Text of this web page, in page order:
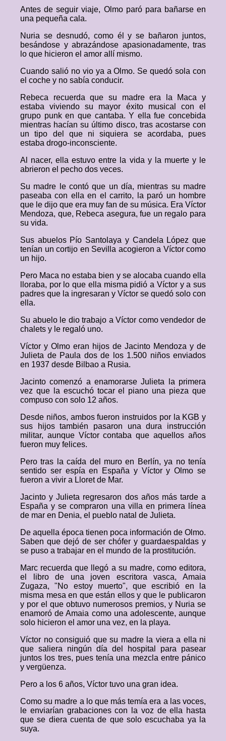
Antes de seguir viaje, Olmo paró para bañarse en
una pequeña cala.
Nuria se desnudó, como él y se bañaron juntos,
besándose y abrazándose apasionadamente, tras
lo que hicieron el amor allí mismo.
Cuando salió no vio ya a Olmo. Se quedó sola con
el coche y no sabía conducir.
Rebeca recuerda que su madre era la Maca y
estaba viviendo su mayor éxito musical con el
grupo punk en que cantaba. Y ella fue concebida
mientras hacían su último disco, tras acostarse con
un tipo del que ni siquiera se acordaba, pues
estaba drogo-inconsciente.
Al nacer, ella estuvo entre la vida y la muerte y le
abrieron el pecho dos veces.
Su madre le contó que un día, mientras su madre
paseaba con ella en el carrito, la paró un hombre
que le dijo que era muy fan de su música. Era Víctor
Mendoza, que, Rebeca asegura, fue un regalo para
su vida.
Sus abuelos Pío Santolaya y Candela López que
tenían un cortijo en Sevilla acogieron a Víctor como
un hijo.
Pero Maca no estaba bien y se alocaba cuando ella
lloraba, por lo que ella misma pidió a Víctor y a sus
padres que la ingresaran y Víctor se quedó solo con
ella.
Su abuelo le dio trabajo a Víctor como vendedor de
chalets y le regaló uno.
Víctor y Olmo eran hijos de Jacinto Mendoza y de
Julieta de Paula dos de los 1.500 niños enviados
en 1937 desde Bilbao a Rusia.
Jacinto comenzó a enamorarse Julieta la primera
vez que la escuchó tocar el piano una pieza que
compuso con solo 12 años.
Desde niños, ambos fueron instruidos por la KGB y
sus hijos también pasaron una dura instrucción
militar, aunque Víctor contaba que aquellos años
fueron muy felices.
Pero tras la caída del muro en Berlín, ya no tenía
sentido ser espía en España y Víctor y Olmo se
fueron a vivir a Lloret de Mar.
Jacinto y Julieta regresaron dos años más tarde a
España y se compraron una villa en primera línea
de mar en Denia, el pueblo natal de Julieta.
De aquella época tienen poca información de Olmo.
Saben que dejó de ser chófer y guardaespaldas y
se puso a trabajar en el mundo de la prostitución.
Marc recuerda que llegó a su madre, como editora,
el libro de una joven escritora vasca, Amaia
Zugaza, "No estoy muerto", que escribió en la
misma mesa en que están ellos y que le publicaron
y por el que obtuvo numerosos premios, y Nuria se
enamoró de Amaia como una adolescente, aunque
solo hicieron el amor una vez, en la playa.
Víctor no consiguió que su madre la viera a ella ni
que saliera ningún día del hospital para pasear
juntos los tres, pues tenía una mezcla entre pánico
y vergüenza.
Pero a los 6 años, Víctor tuvo una gran idea.
Como su madre a lo que más temía era a las voces,
le enviarían grabaciones con la voz de ella hasta
que se diera cuenta de que solo escuchaba ya la
suya.